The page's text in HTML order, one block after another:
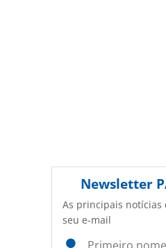
Newsletter
As principais notícias
seu e-mail